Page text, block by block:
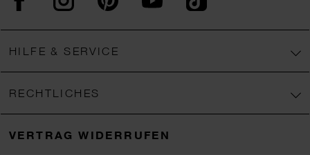
HILFE & SERVICE
RECHTLICHES
VERTRAG WIDERRUFEN